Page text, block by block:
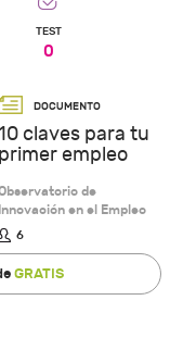
TEST
0
claves para tu
primer empleo
de
Innovación en el Empleo
6
GRATIS